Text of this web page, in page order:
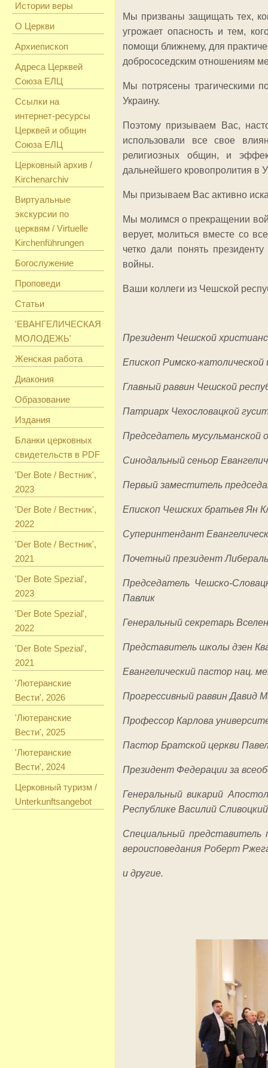
Истории веры
О Церкви
Архиепископ
Адреса Церквей
Союза ЕЛЦ
Ссылки на
интернет-ресурсы
Церквей и общин
Союза ЕЛЦ
Церковный архив /
Kirchenarchiv
Виртуальные
экскурсии по
церквям / Virtuelle
Kirchenführungen
Богослужение
Проповеди
Статьи
'ЕВАНГЕЛИЧЕСКАЯ
МОЛОДЕЖЬ'
Женская работа
Диакония
Образование
Издания
Бланки церковных
свидетельств в PDF
'Der Bote / Вестник',
2023
'Der Bote / Вестник',
2022
'Der Bote / Вестник',
2021
'Der Bote Spezial',
2023
'Der Bote Spezial',
2022
'Der Bote Spezial',
2021
'Лютеранские
Вести', 2026
'Лютеранские
Вести', 2025
'Лютеранские
Вести', 2024
Церковный туризм /
Unterkunftsangebot
Мы призваны защищать тех,
угрожает опасность и тем,
помощи ближнему, для
добрососедским отношениям
Мы потрясены трагическими
Украину.
Поэтому призываем Вас,
использовали все свое
религиозных общин, и
дальнейшего кровопролития в
Мы призываем Вас активно
Мы молимся о прекращении
верует, молиться вместе со
четко дали понять
войны.
Ваши коллеги из Чешской
Президент Чешской
Епископ Римско-
Главный раввин Чешской
Патриарх Чехословацкой
Председатель
Синодальный сеньор
Первый заместитель
Епископ Чешских братьев Ян
Суперинтендант
Почетный президент
Председатель Чешско-
Павлик
Генеральный секретарь
Представитель школы дзен
Евангелический пастор нац.
Прогрессивный раввин Давид
Профессор Карлова
Пастор Братской церкви
Президент Федерации за
Генеральный викарий
Республике Василий Сливоцкий
Специальный представитель
вероисповедания Роберт
и другие.